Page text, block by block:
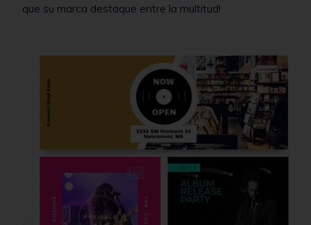
que su marca destaque entre la multitud!